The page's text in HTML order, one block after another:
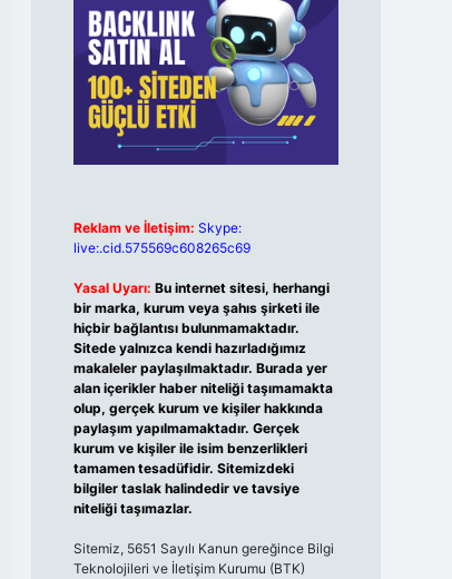
Reklam ve İletişim: Skype:
live:.cid.575569c608265c69
Yasal Uyarı: Bu internet sitesi, herhangi
bir marka, kurum veya şahıs şirketi ile
hiçbir bağlantısı bulunmamaktadır.
Sitede yalnızca kendi hazırladığımız
makaleler paylaşılmaktadır. Burada yer
alan içerikler haber niteliği taşımamakta
olup, gerçek kurum ve kişiler hakkında
paylaşım yapılmamaktadır. Gerçek
kurum ve kişiler ile isim benzerlikleri
tamamen tesadüfidir. Sitemizdeki
bilgiler taslak halindedir ve tavsiye
niteliği taşımazlar.
Sitemiz, 5651 Sayılı Kanun gereğince Bilgi
Teknolojileri ve İletişim Kurumu (BTK)